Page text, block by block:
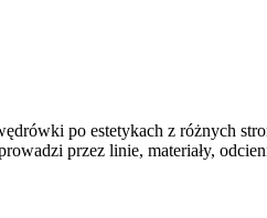
po estetykach z różnych
przez linie, materiały,